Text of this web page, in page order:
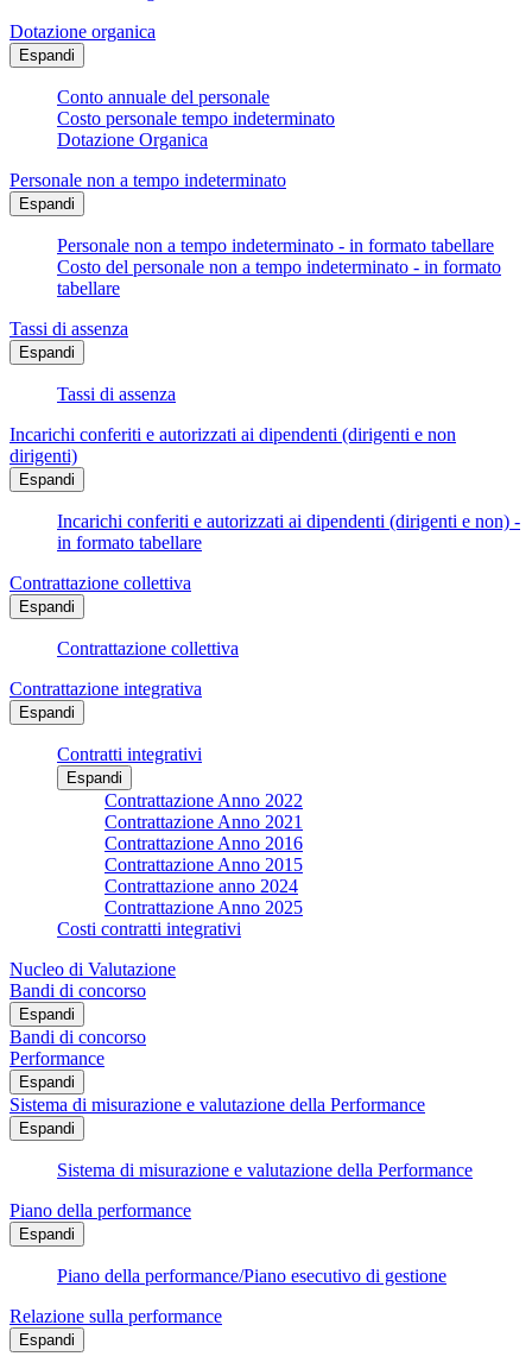
Dotazione organica
Espandi
Conto annuale del personale
Costo personale tempo indeterminato
Dotazione Organica
Personale non a tempo indeterminato
Espandi
Personale non a tempo indeterminato - in formato tabellare
Costo del personale non a tempo indeterminato - in formato
tabellare
Tassi di assenza
Espandi
Tassi di assenza
Incarichi conferiti e autorizzati ai dipendenti (dirigenti e non
dirigenti)
Espandi
Incarichi conferiti e autorizzati ai dipendenti (dirigenti e non) -
in formato tabellare
Contrattazione collettiva
Espandi
Contrattazione collettiva
Contrattazione integrativa
Espandi
Contratti integrativi
Espandi
Contrattazione Anno 2022
Contrattazione Anno 2021
Contrattazione Anno 2016
Contrattazione Anno 2015
Contrattazione anno 2024
Contrattazione Anno 2025
Costi contratti integrativi
Nucleo di Valutazione
Bandi di concorso
Espandi
Bandi di concorso
Performance
Espandi
Sistema di misurazione e valutazione della Performance
Espandi
Sistema di misurazione e valutazione della Performance
Piano della performance
Espandi
Piano della performance/Piano esecutivo di gestione
Relazione sulla performance
Espandi